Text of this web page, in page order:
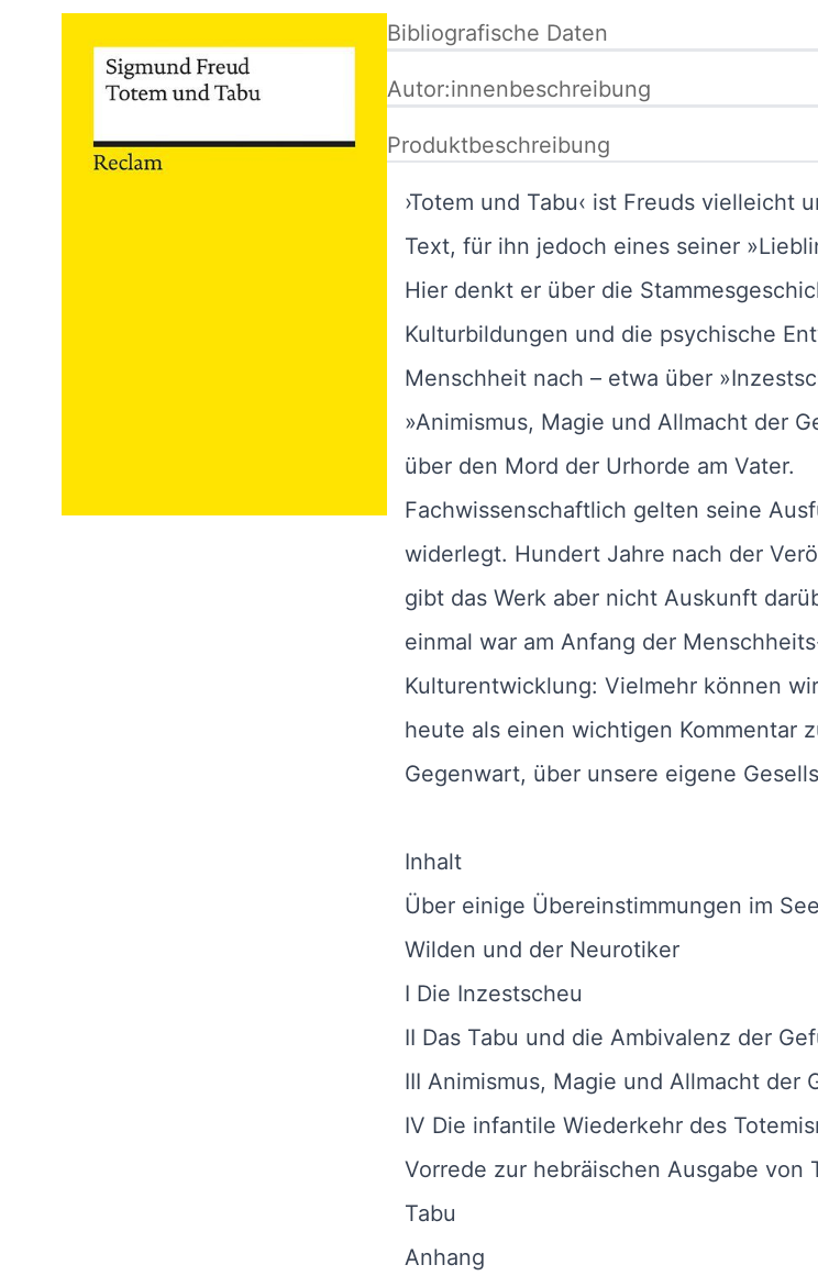
Bibliografische Daten
Autor:innenbeschreibung
Produktbeschreibung
›Totem und Tabu‹ ist Freuds vielleicht
Text, für ihn jedoch eines seiner
Hier denkt er über die
Kulturbildungen und die psychische
Menschheit nach – etwa über
»Animismus, Magie und Allmacht der
über den Mord der Urhorde am Vater.
Fachwissenschaftlich gelten seine
widerlegt. Hundert Jahre nach der
gibt das Werk aber nicht Auskunft
einmal war am Anfang der
Kulturentwicklung: Vielmehr können
heute als einen wichtigen Kommentar
Gegenwart, über unsere eigene
Inhalt
Über einige Übereinstimmungen im
Wilden und der Neurotiker
I Die Inzestscheu
II Das Tabu und die Ambivalenz der
III Animismus, Magie und Allmacht der
IV Die infantile Wiederkehr des
Vorrede zur hebräischen Ausgabe von
Tabu
Anhang